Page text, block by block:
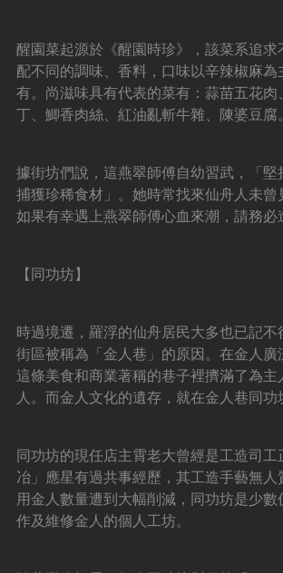
醒園菜起源於《醒園時珍》，該菜系追求
配不同的調味、香料，口味以辛辣椒麻為
有。尚滋味具有代表的菜有：蒜苗五花
丁、鯽香肉絲、紅油亂斬牛雜、陳婆豆腐。
據街坊們說，這燕翠師傅自幼習武，「堅
捕獲珍稀食材」。她時常找來仙舟人未曾
如果有幸遇上燕翠師傅心血來潮，請務必
【同功坊】
時過境遷，羅浮的仙舟居民大多也已記不
街區被稱為「金人巷」的原因。在金人廣
這條美食和商業著稱的巷子裡擠滿了為主
人。而金人文化的遺存，就在金人巷同功
同功坊的現任店主霄老大曾經是工造司
冶」應星有過共事經歷，其工造手藝無人
用金人數量遭到大幅削減，同功坊是少數
作及維修金人的個人工坊。